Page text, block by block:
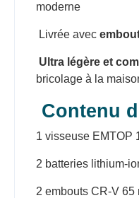
moderne
Livrée avec
Ultra légère et
bricolage à la
Contenu
1 visseuse EMTOP
2 batteries lithium-
2 embouts CR-V 65